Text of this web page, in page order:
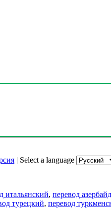
| Select a language
итальянский, перевод
турецкий, перевод